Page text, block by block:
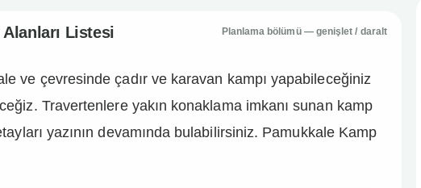
Alanları Listesi
Listesi Planlama bölümü — genişlet / daralt
ve çevresinde çadır ve karavan kampı yapabileceğiniz
Travertenlere yakın konaklama imkanı sunan kamp
yazının devamında bulabilirsiniz. Pamukkale Kamp